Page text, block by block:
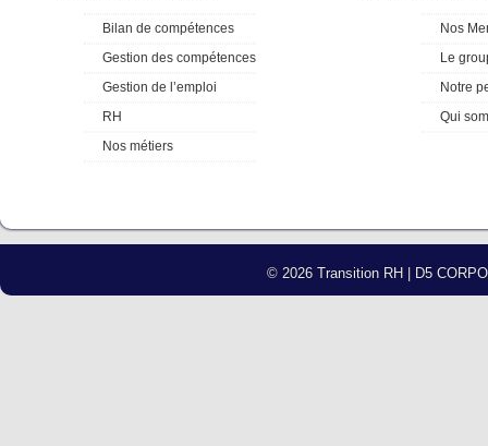
Bilan de compétences
Gestion des compétences
Gestion de l’emploi
RH
Nos métiers
Nos
Le
Notre
Qui
© 2026 Transition RH | D5